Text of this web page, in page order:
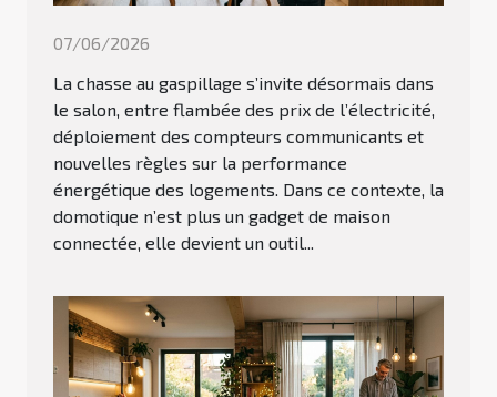
07/06/2026
La chasse au gaspillage s’invite désormais dans
le salon, entre flambée des prix de l’électricité,
déploiement des compteurs communicants et
nouvelles règles sur la performance
énergétique des logements. Dans ce contexte, la
domotique n’est plus un gadget de maison
connectée, elle devient un outil...